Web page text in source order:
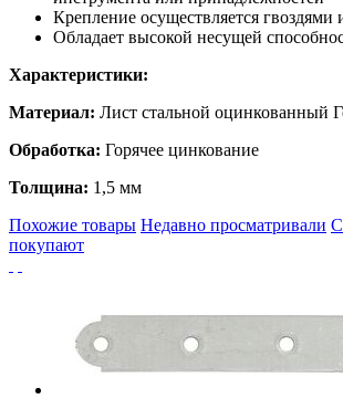
Крепление осуществляется
Обладает высокой несущей
Характеристики:
Материал: Лист стальной оцинкованный
Обработка: Горячее цинкование
Толщина: 1,5 мм
Похожие товары Недавно просматривали С
покупают